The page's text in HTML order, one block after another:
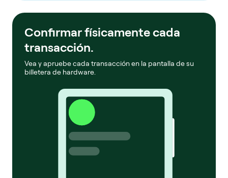
Confirmar físicamente cada
transacción.
Vea y apruebe cada transacción en la pantalla de su
billetera de hardware.